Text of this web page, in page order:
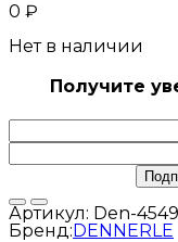
0 ₽
Нет в наличии
Получите
Артикул: Den-4549
Бренд:DENNERLE